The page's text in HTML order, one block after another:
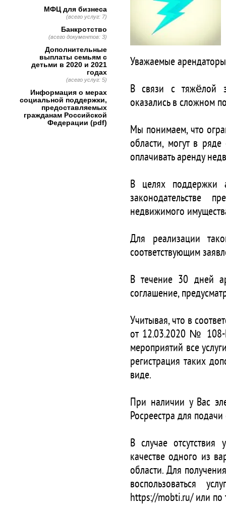
Уважаемые
В связи с тяжёлой
оказались в сложном
Мы понимаем, что
области, могут в
оплачивать аренду
В целях поддержки
законодательстве
недвижимого
Для реализации
соответствующим
В течение 30 дней
соглашение,
Учитывая, что в
от 12.03.2020 № 108-
мероприятий все
регистрация таких
виде.
При наличии у Вас
Росреестра для
В случае
качестве одного из
области. Для
воспользоваться
https://mobti.ru/ или по
МФЦ для бизнеса
(всего услуг: 7)
Банкротство
(всего документов: 3)
Дополнительные
выплаты семьям с
детьми в 2020 и 2021
годах
(всего услуг: 5)
Информация о мерах
социальной поддержки,
предоставляемых
гражданам Российской
Федерации (pdf)